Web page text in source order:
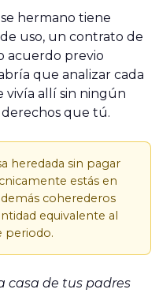
hermano tiene
uso, un contrato de
acuerdo previo
que analizar cada
vivía allí sin ningún
que tú.
heredada sin pagar
estás en
demás coherederos
equivalente al
periodo.
casa de tus padres